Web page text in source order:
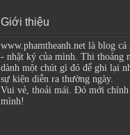
Giới thiệu
www.phamtheanh.net là blog cá
- nhật ký của mình. Thi thoảng
dành một chút gì đó để ghi lại
sự kiện diễn ra thường ngày.
Vui vẻ, thoải mái. Đó mới chính
mình!